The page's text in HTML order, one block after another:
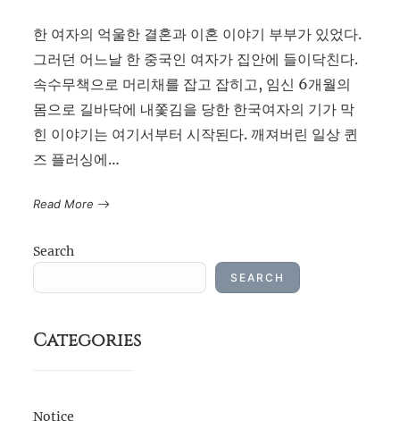
한 여자의 억울한 결혼과 이혼 이야기 부부가 있었다.
그러던 어느날 한 중국인 여자가 집안에 들이닥친다.
속수무책으로 머리채를 잡고 잡히고, 임신 6개월의
몸으로 길바닥에 내쫓김을 당한 한국여자의 기가 막
힌 이야기는 여기서부터 시작된다. 깨져버린 일상 퀸
즈 플러싱에…
Read More
Search
SEARCH
Categories
Notice